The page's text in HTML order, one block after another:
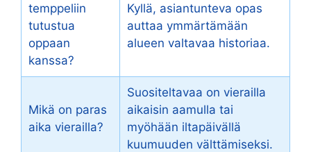
temppeliin
tutustua
oppaan
kanssa?
Kyllä, asiantunteva opas
auttaa ymmärtämään
alueen valtavaa historiaa.
Mikä on paras
aika vierailla?
Suositeltavaa on vierailla
aikaisin aamulla tai
myöhään iltapäivällä
kuumuuden välttämiseksi.